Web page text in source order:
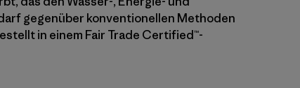
gegenüber konventionellen Methoden
in einem Fair Trade Certified™-